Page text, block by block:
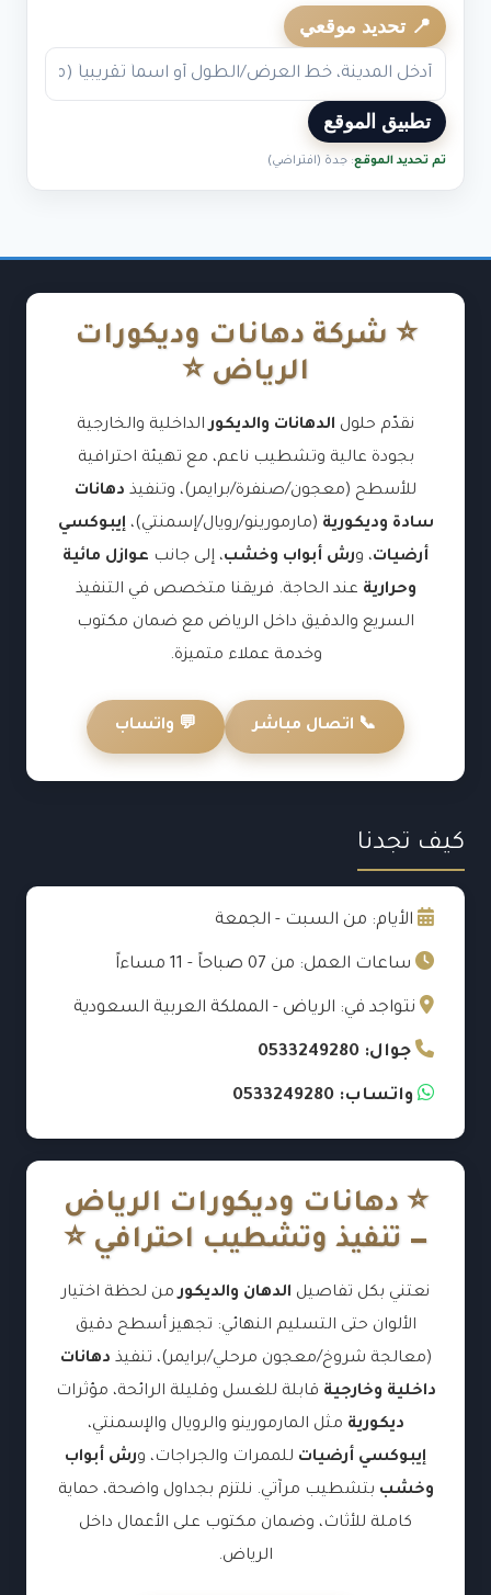
📍 تحديد موقعي
تطبيق الموقع
تم تحديد الموقع: جدة (افتراضي)
⭐ شركة دهانات وديكورات
الرياض ⭐
نقدّم حلول الدهانات والديكورالداخلية والخارجية
بجودة عالية وتشطيب ناعم، مع تهيئة احترافية
للأسطح (معجون/صنفرة/برايمر)، وتنفيذ دهانات
سادة وديكورية (مارمورينو/رويال/إسمنتي)،إيبوكسي
أرضيات، ورش أبواب وخشب، إلى جانب عوازل مائية
وحرارية عند الحاجة. فريقنا متخصص في التنفيذ
السريع والدقيق داخل الرياض مع ضمان مكتوب
وخدمة عملاء متميزة.
📞 اتصال مباشر 💬 واتساب
كيف تجدنا
الأيام: من السبت - الجمعة
ساعات العمل: من 07 صباحاً - 11 مساءاً
نتواجد في: الرياض - المملكة العربية السعودية
جوال: 0533249280
واتساب: 0533249280
⭐ دهانات وديكورات الرياض
— تنفيذ وتشطيب احترافي ⭐
نعتني بكل تفاصيل الدهان والديكورمن لحظة اختيار
الألوان حتى التسليم النهائي: تجهيز أسطح دقيق
(معالجة شروخ/معجون مرحلي/برايمر)، تنفيذ دهانات
داخلية وخارجية قابلة للغسل وقليلة الرائحة، مؤثرات
ديكورية مثل المارمورينو والرويال والإسمنتي،
إيبوكسي أرضيات للممرات والجراجات، ورش أبواب
وخشب بتشطيب مرآتي. نلتزم بجداول واضحة، حماية
كاملة للأثاث، وضمان مكتوب على الأعمال داخل
الرياض.